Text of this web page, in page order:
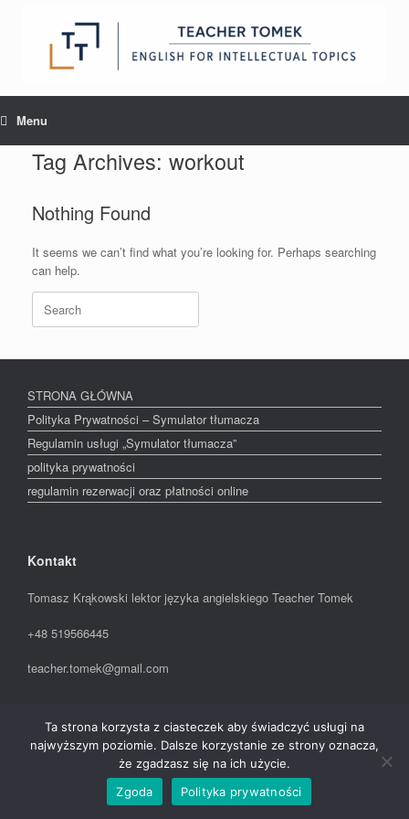
Menu
Tag Archives: workout
Nothing Found
It seems we can’t find what you’re looking for. Perhaps searching
can help.
Search
for:
STRONA GŁÓWNA
Polityka Prywatności – Symulator tłumacza
Regulamin usługi „Symulator tłumacza”
polityka prywatności
regulamin rezerwacji oraz płatności online
Kontakt
Tomasz Krąkowski lektor języka angielskiego Teacher Tomek
+48 519566445
teacher.tomek@gmail.com
ASiteOriginTheme
Ta strona korzysta z ciasteczek aby świadczyć usługi na
najwyższym poziomie. Dalsze korzystanie ze strony oznacza,
że zgadzasz się na ich użycie.
Zgoda
Polityka prywatności